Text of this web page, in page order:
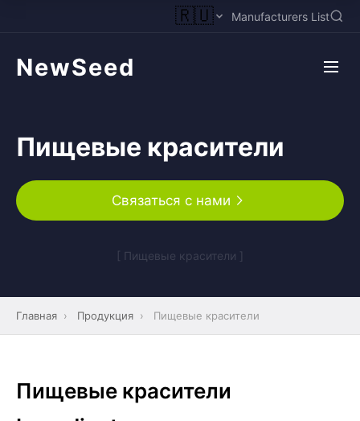
🇷🇺 Manufacturers List
NewSeed
Пищевые красители
Связаться с нами
[ Пищевые красители ]
Главная › Продукция › Пищевые красители
Пищевые красители